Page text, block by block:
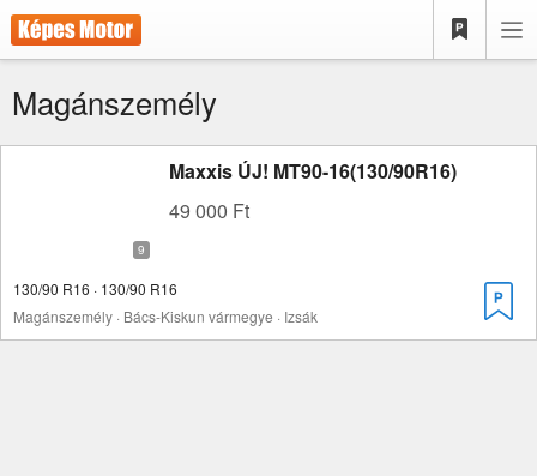
Magánszemély
Maxxis ÚJ! MT90-16(130/90R16)
49 000 Ft
130/90 R16 · 130/90 R16
Magánszemély · Bács-Kiskun vármegye · Izsák